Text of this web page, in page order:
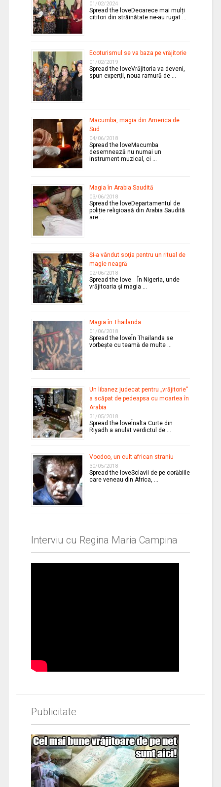
01/02/2024
Spread the loveDeoarece mai mulți
cititori din străinătate ne-au rugat …
Ecoturismul se va baza pe vrăjitorie
01/02/2019
Spread the loveVrăjitoria va deveni,
spun experții, noua ramură de …
Macumba, magia din America de
Sud
04/06/2018
Spread the loveMacumba
desemnează nu numai un
instrument muzical, ci …
Magia în Arabia Saudită
03/06/2018
Spread the loveDepartamentul de
poliție religioasă din Arabia Saudită
are …
Şi-a vândut soţia pentru un ritual de
magie neagră
02/06/2018
Spread the love În Nigeria, unde
vrăjitoaria şi magia …
Magia în Thailanda
01/06/2018
Spread the loveÎn Thailanda se
vorbeşte cu teamă de multe …
Un libanez judecat pentru „vrăjitorie”
a scăpat de pedeapsa cu moartea în
Arabia
31/05/2018
Spread the loveÎnalta Curte din
Riyadh a anulat verdictul de …
Voodoo, un cult african straniu
30/05/2018
Spread the loveSclavii de pe corăbiile
care veneau din Africa, …
Interviu cu Regina Maria Campina
Publicitate